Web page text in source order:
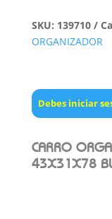
SKU: 139710
ORGANIZADOR
Debes iniciar
CARRO
43X31X78